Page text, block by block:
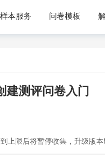
样本服务 问卷模板
建测评问卷入门
上限后将暂停收集，升级版本